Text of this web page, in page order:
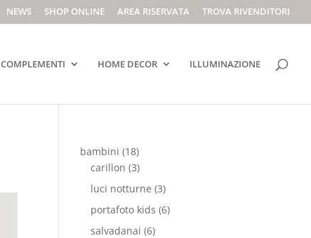
NEWS SHOP ONLINE AREA RISERVATA TROVA RIVENDITORI
COMPLEMENTI HOME DECOR ILLUMINAZIONE
bambini (18)
carillon (3)
luci notturne (3)
portafoto kids (6)
salvadanai (6)